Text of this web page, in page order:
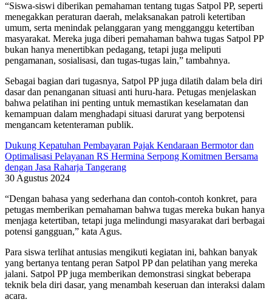
“Siswa-siswi diberikan pemahaman tentang tugas Satpol PP, seperti
menegakkan peraturan daerah, melaksanakan patroli ketertiban
umum, serta menindak pelanggaran yang mengganggu ketertiban
masyarakat. Mereka juga diberi pemahaman bahwa tugas Satpol PP
bukan hanya menertibkan pedagang, tetapi juga meliputi
pengamanan, sosialisasi, dan tugas-tugas lain,” tambahnya.
Sebagai bagian dari tugasnya, Satpol PP juga dilatih dalam bela diri
dasar dan penanganan situasi anti huru-hara. Petugas menjelaskan
bahwa pelatihan ini penting untuk memastikan keselamatan dan
kemampuan dalam menghadapi situasi darurat yang berpotensi
mengancam ketenteraman publik.
Dukung Kepatuhan Pembayaran Pajak Kendaraan Bermotor dan
Optimalisasi Pelayanan RS Hermina Serpong Komitmen Bersama
dengan Jasa Raharja Tangerang
30 Agustus 2024
“Dengan bahasa yang sederhana dan contoh-contoh konkret, para
petugas memberikan pemahaman bahwa tugas mereka bukan hanya
menjaga ketertiban, tetapi juga melindungi masyarakat dari berbagai
potensi gangguan,” kata Agus.
Para siswa terlihat antusias mengikuti kegiatan ini, bahkan banyak
yang bertanya tentang peran Satpol PP dan pelatihan yang mereka
jalani. Satpol PP juga memberikan demonstrasi singkat beberapa
teknik bela diri dasar, yang menambah keseruan dan interaksi dalam
acara.